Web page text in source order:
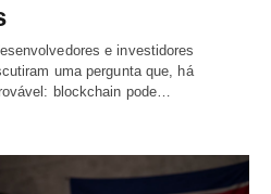
e investidores
uma pergunta que, há
blockchain pode…